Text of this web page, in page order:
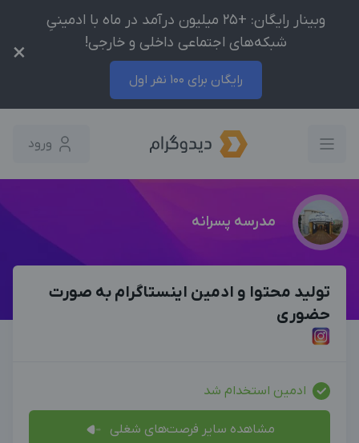
وبینار رایگان: +25 میلیون درآمد در ماه با ادمینیِ
شبکه‌های اجتماعی داخلی و خارجی!
رایگان برای 100 نفر اول
×
ورود
مدرسه پسرانه
تولید محتوا و ادمین اینستاگرام به صورت
حضوری
ادمین استخدام شد
مشاهده سایر فرصت‌های شغلی